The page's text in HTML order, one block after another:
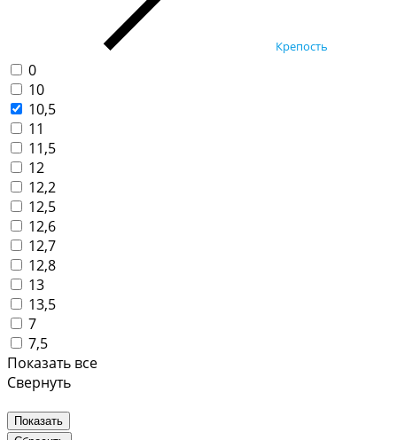
Крепость
0
10
10,5
11
11,5
12
12,2
12,5
12,6
12,7
12,8
13
13,5
7
7,5
Показать все
Свернуть